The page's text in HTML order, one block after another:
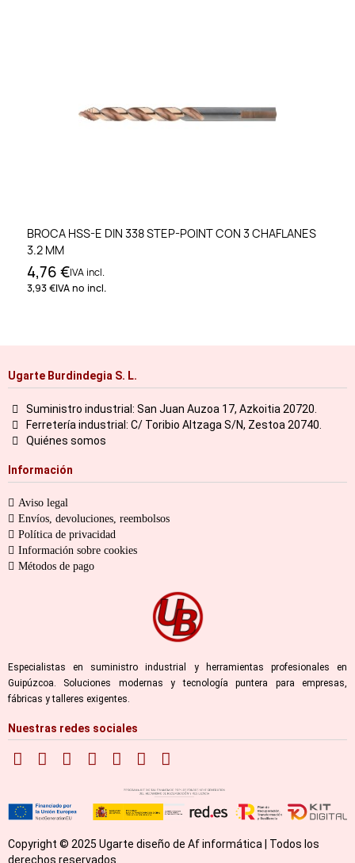
BROCA HSS-E DIN 338 STEP-POINT CON 3 CHAFLANES
3.2 MM
4,76 €IVA incl.
3,93 €IVA no incl.
Ugarte Burdindegia S. L.
Suministro industrial: San Juan Auzoa 17, Azkoitia 20720.
Ferretería industrial: C/ Toribio Altzaga S/N, Zestoa 20740.
Quiénes somos
Información
Aviso legal
Envíos, devoluciones, reembolsos
Política de privacidad
Información sobre cookies
Métodos de pago
Especialistas en suministro industrial y herramientas profesionales en
Guipúzcoa. Soluciones modernas y tecnología puntera para empresas,
fábricas y talleres exigentes.
Nuestras redes sociales
Copyright © 2025 Ugarte diseño de Af informática | Todos los
derechos reservados.